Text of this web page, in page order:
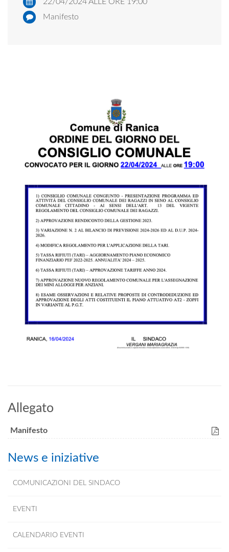
Manifesto
Allegato
Manifesto
News e iniziative
COMUNICAZIONI DEL SINDACO
EVENTI
CALENDARIO EVENTI